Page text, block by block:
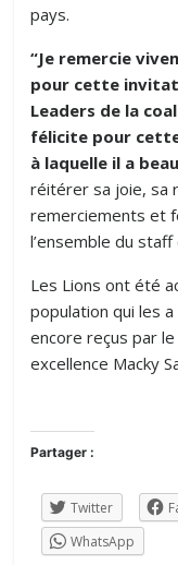
pays.
“Je remercie
pour cette
Leaders de la
félicite pour
à laquelle il a
réitérer sa joie, sa
remerciements et
l’ensemble du staff
Les Lions ont été
population qui les
encore reçus par
excellence Macky
Partager :
Twitter
WhatsApp